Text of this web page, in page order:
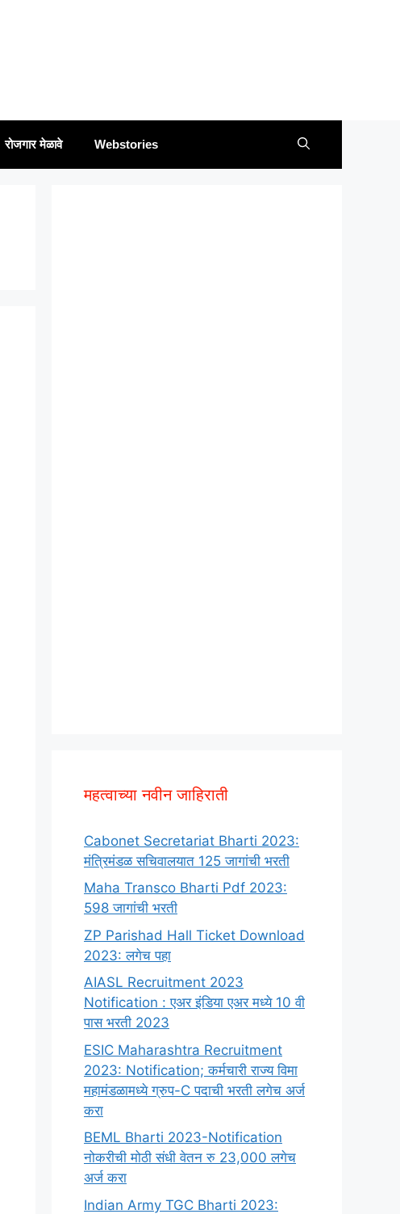
रोजगार मेळावे Webstories
महत्वाच्या नवीन जाहिराती
Cabonet Secretariat Bharti 2023:
मंत्रिमंडळ सचिवालयात 125 जागांची भरती
Maha Transco Bharti Pdf 2023:
598 जागांची भरती
ZP Parishad Hall Ticket Download
2023: लगेच पहा
AIASL Recruitment 2023
Notification : एअर इंडिया एअर मध्ये 10 वी
पास भरती 2023
ESIC Maharashtra Recruitment
2023: Notification; कर्मचारी राज्य विमा
महामंडळामध्ये ग्रुप-C पदाची भरती लगेच अर्ज
करा
BEML Bharti 2023-Notification
नोकरीची मोठी संधी वेतन रु 23,000 लगेच
अर्ज करा
Indian Army TGC Bharti 2023: